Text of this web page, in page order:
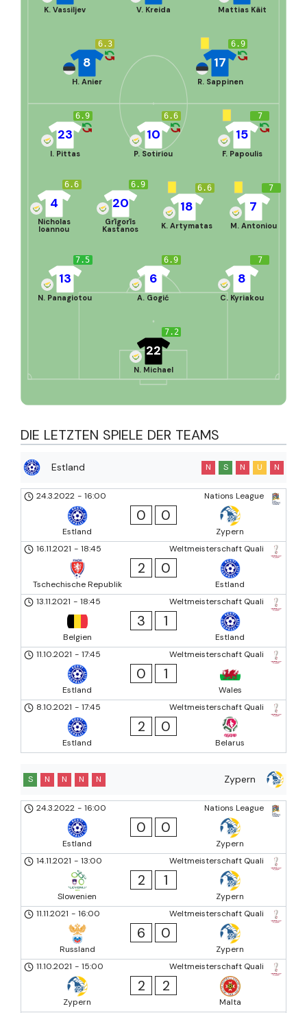
Mattias Käit
V. Kreida
K. Vassiljev
6.9
17
R. Sappinen
6.3
8
H. Anier
7.2
22
N. Michael
7.5
13
N. Panagiotou
6.9
6
A. Gogić
7
8
C. Kyriakou
6.6
4
Nicholas
Ioannou
6.9
20
Grīgorīs
Kastanos
6.6
18
K. Artymatas
7
7
M. Antoniou
6.9
23
I. Pittas
6.6
10
P. Sotiriou
7
15
F. Papoulis
DIE LETZTEN SPIELE DER TEAMS
Estland N S N U N
Nations League
24.3.2022 - 16:00
Estland
0 0
Zypern
Weltmeisterschaft Quali
16.11.2021 - 18:45
Tschechische Republik
2 0
Estland
Weltmeisterschaft Quali
13.11.2021 - 18:45
Belgien
3 1
Estland
Weltmeisterschaft Quali
11.10.2021 - 17:45
Estland
0 1
Wales
Weltmeisterschaft Quali
8.10.2021 - 17:45
Estland
2 0
Belarus
Zypern
S N N N N
Nations League
24.3.2022 - 16:00
Estland
0 0
Zypern
Weltmeisterschaft Quali
14.11.2021 - 13:00
Slowenien
2 1
Zypern
Weltmeisterschaft Quali
11.11.2021 - 16:00
Russland
6 0
Zypern
Weltmeisterschaft Quali
11.10.2021 - 15:00
Zypern
2 2
Malta